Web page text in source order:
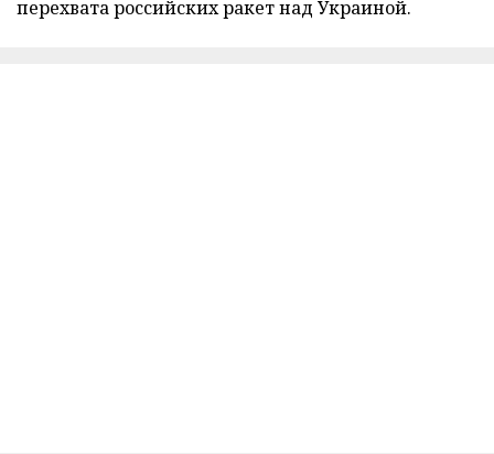
перехвата российских ракет над Украиной.